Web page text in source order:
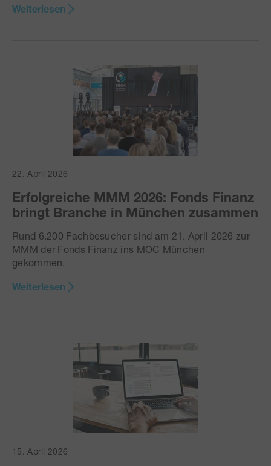
Weiterlesen
22. April 2026
Erfolgreiche MMM 2026: Fonds Finanz
bringt Branche in München zusammen
Rund 6.200 Fachbesucher sind am 21. April 2026 zur
MMM der Fonds Finanz ins MOC München
gekommen.
Weiterlesen
15. April 2026